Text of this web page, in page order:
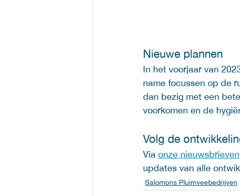
Nieuwe plannen
In het voorjaar van
name focussen op de
dan bezig met een
voorkomen en de
Volg de
Via onze nieuwsbrieven
updates van alle
Salomons Pluimveebedrijven